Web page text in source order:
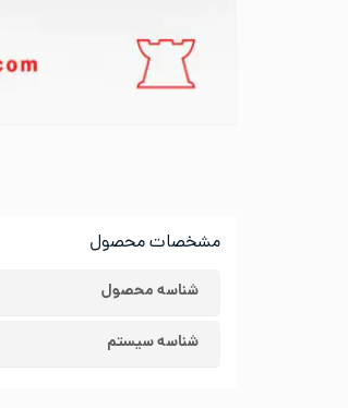
مشخصات محصول
شناسه محصول
شناسه سیستم